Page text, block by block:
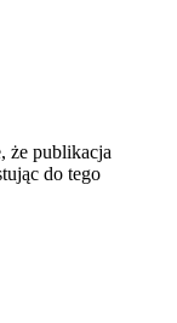
że publikacja
do tego